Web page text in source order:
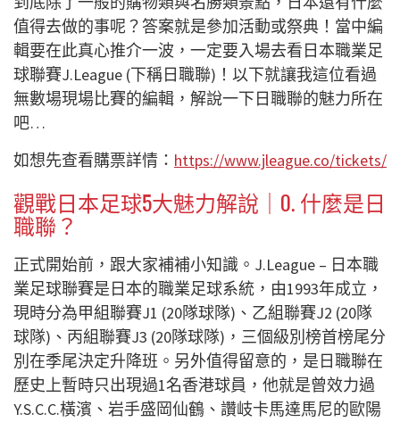
值得去做的事呢？答案就是參加活動或祭典！當中編
輯要在此真心推介一波，一定要入場去看日本職業足
球聯賽J.League (下稱日職聯)！以下就讓我這位看過
無數場現場比賽的編輯，解說一下日職聯的魅力所在
吧…
如想先查看購票詳情： https://www.jleague.co/tickets/
觀戰日本足球5大魅力解說｜ 0. 什麼是日
職聯？
正式開始前，跟大家補補小知識。J.League – 日本職
業足球聯賽是日本的職業足球系統，由1993年成立，
現時分為甲組聯賽J1 (20隊球隊)、乙組聯賽J2 (20隊
球隊)、丙組聯賽J3 (20隊球隊)，三個級別榜首榜尾分
別在季尾決定升降班。另外值得留意的，是日職聯在
歷史上暫時只出現過1名香港球員， 他就是曾效力過
Y.S.C.C.橫濱、岩手盛岡仙鶴、讚岐卡馬達馬尼的歐陽